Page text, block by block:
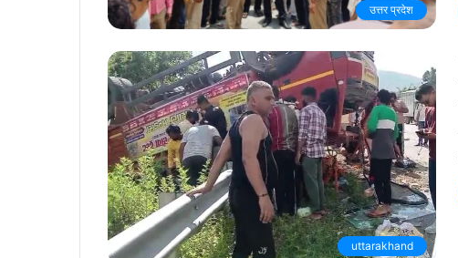
उत्तर प्रदेश
uttarakhand